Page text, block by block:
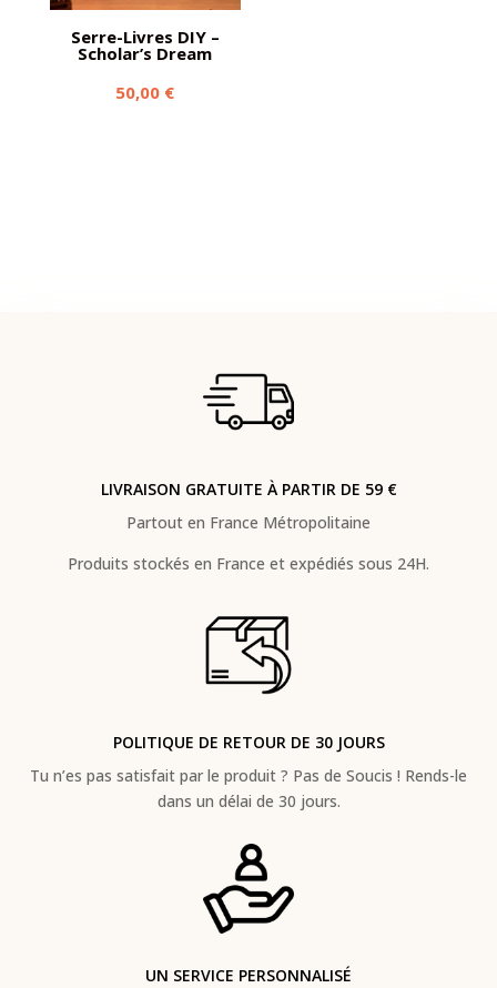
Serre-Livres DIY –
Scholar’s Dream
50,00 €
LIVRAISON GRATUITE À PARTIR DE 59 €
Partout en France Métropolitaine
Produits stockés en France et expédiés sous 24H.
POLITIQUE DE RETOUR DE 30 JOURS
Tu n’es pas satisfait par le produit ? Pas de Soucis ! Rends-le
dans un délai de 30 jours.
UN SERVICE PERSONNALISÉ